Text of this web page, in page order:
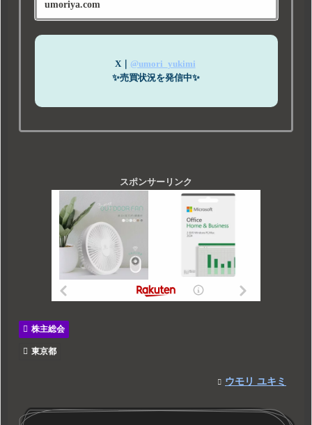
umoriya.com
X｜ @umori_yukimi
✨売買状況を発信中✨
スポンサーリンク
株主総会
東京都
ウモリ ユキミ